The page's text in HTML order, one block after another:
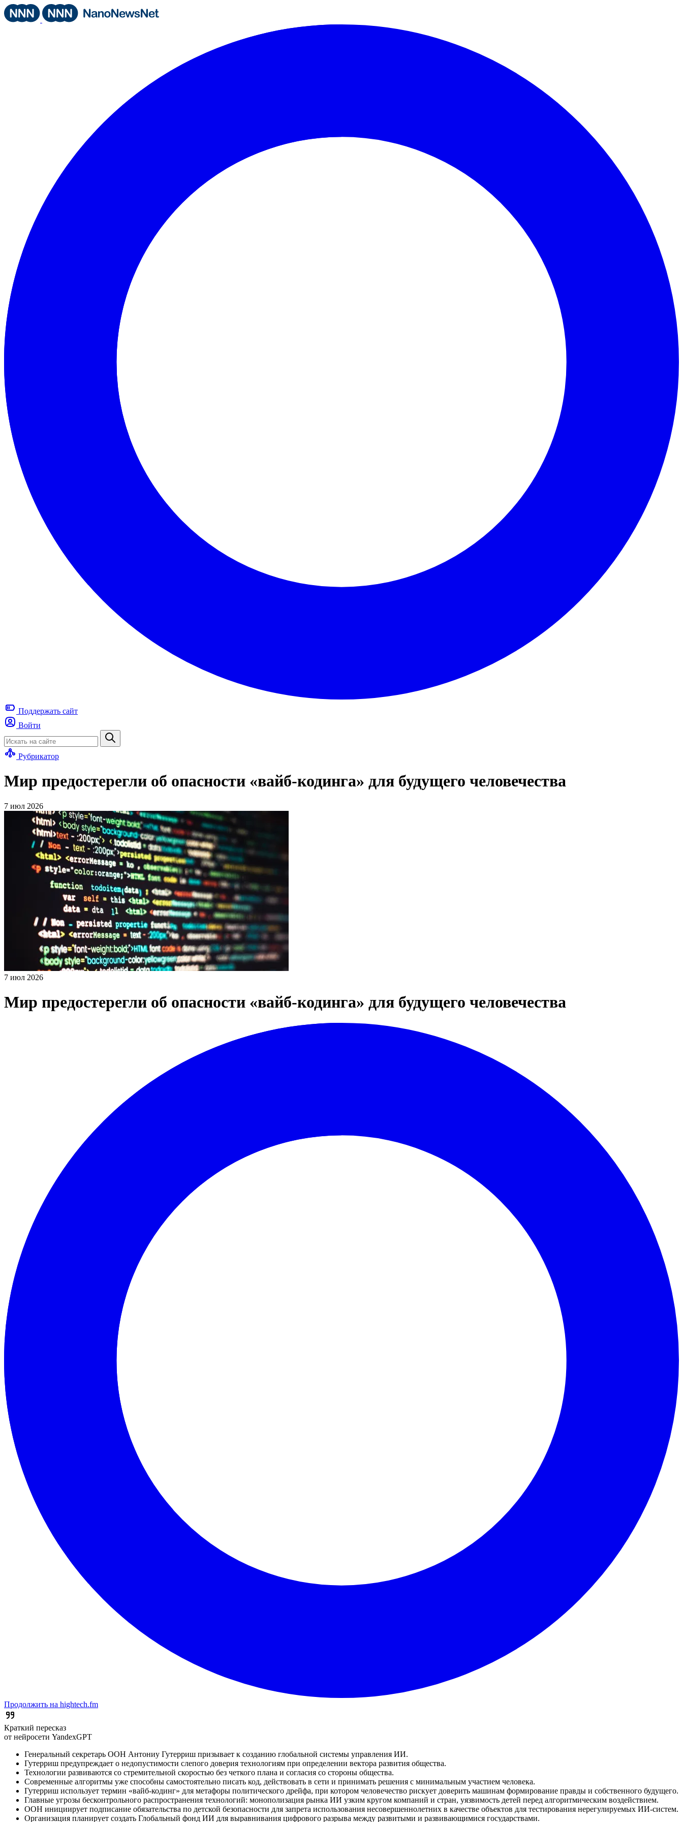
Поддержать сайт
Войти
Рубрикатор
Мир предостерегли об опасности «вайб-кодинга» для будущего человечества
7 июл 2026
7 июл 2026
Мир предостерегли об опасности «вайб-кодинга» для будущего человечества
Продолжить на hightech.fm
Краткий пересказ
от нейросети YandexGPT
Генеральный секретарь ООН Антониу Гутерриш призывает к созданию глобальной системы управления ИИ.
Гутерриш предупреждает о недопустимости слепого доверия технологиям при определении вектора развития общества.
Технологии развиваются со стремительной скоростью без четкого плана и согласия со стороны общества.
Современные алгоритмы уже способны самостоятельно писать код, действовать в сети и принимать решения с минимальным участием человека.
Гутерриш использует термин «вайб-кодинг» для метафоры политического дрейфа, при котором человечество рискует доверить машинам формирование правды и собственного будущего.
Главные угрозы бесконтрольного распространения технологий: монополизация рынка ИИ узким кругом компаний и стран, уязвимость детей перед алгоритмическим воздействием.
ООН инициирует подписание обязательства по детской безопасности для запрета использования несовершеннолетних в качестве объектов для тестирования нерегулируемых ИИ-систем.
Организация планирует создать Глобальный фонд ИИ для выравнивания цифрового разрыва между развитыми и развивающимися государствами.